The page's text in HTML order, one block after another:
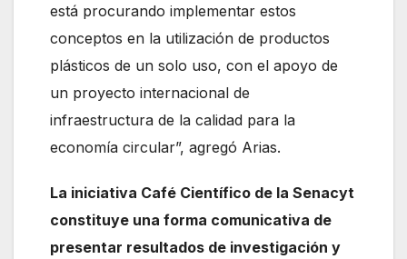
está procurando implementar estos
conceptos en la utilización de productos
plásticos de un solo uso, con el apoyo de
un proyecto internacional de
infraestructura de la calidad para la
economía circular”, agregó Arias.
La iniciativa Café Científico de la Senacyt
constituye una forma comunicativa de
presentar resultados de investigación y